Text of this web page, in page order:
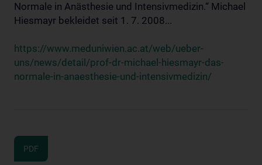
Normale in Anästhesie und Intensivmedizin.“ Michael
Hiesmayr bekleidet seit 1. 7. 2008...
https://www.meduniwien.ac.at/web/ueber-
uns/news/detail/prof-dr-michael-hiesmayr-das-
normale-in-anaesthesie-und-intensivmedizin/
PDF